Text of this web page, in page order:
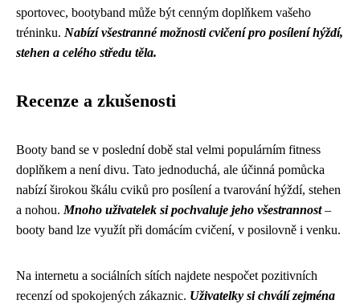
sportovec, bootyband může být cenným doplňkem vašeho
tréninku. Nabízí všestranné možnosti cvičení pro posílení hýždí,
stehen a celého středu těla.
Recenze a zkušenosti
Booty band se v poslední době stal velmi populárním fitness
doplňkem a není divu. Tato jednoduchá, ale účinná pomůcka
nabízí širokou škálu cviků pro posílení a tvarování hýždí, stehen
a nohou. Mnoho uživatelek si pochvaluje jeho všestrannost–
booty band lze využít při domácím cvičení, v posilovně i venku.
Na internetu a sociálních sítích najdete nespočet pozitivních
recenzí od spokojených zákaznic. Uživatelky si chválí zejména